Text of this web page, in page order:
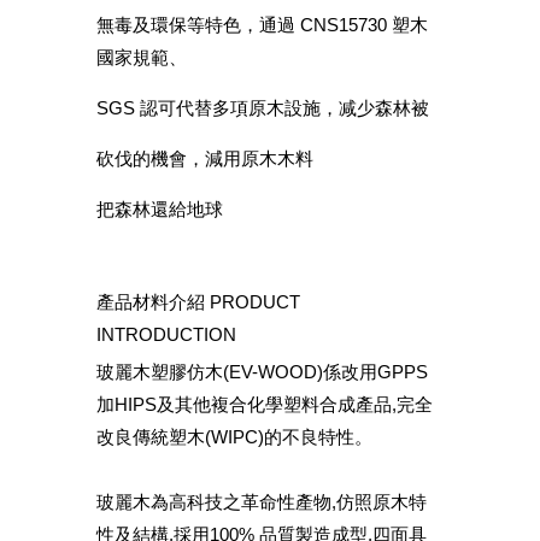
無毒及環保等特色，通過 CNS15730 塑木
國家規範、
SGS 認可代替多項原木設施，减少森林被
砍伐的機會，減用原木木料
把森林還給地球
產品材料介紹 PRODUCT
INTRODUCTION
玻麗木塑膠仿木(EV-WOOD)係改用GPPS
加HIPS及其他複合化學塑料合成產品,完全
改良傳統塑木(WIPC)的不良特性。
玻麗木為高科技之革命性產物,仿照原木特
性及結構,採用100% 品質製造成型,四面具